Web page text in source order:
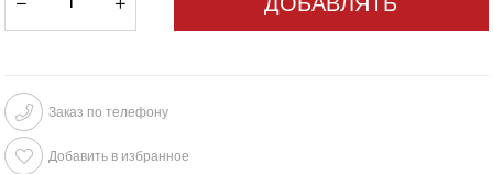
Заказ по телефону
Добавить в избранное